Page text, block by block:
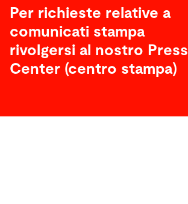
Per richieste relative a
comunicati stampa
rivolgersi al nostro Press
Center (centro stampa)